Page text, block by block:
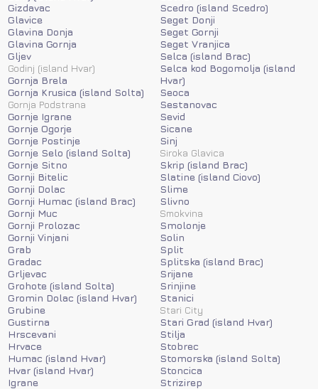
Gizdavac
Glavice
Glavina Donja
Glavina Gornja
Gljev
Godinj (island Hvar)
Gornja Brela
Gornja Krusica (island Solta)
Gornja Podstrana
Gornje Igrane
Gornje Ogorje
Gornje Postinje
Gornje Selo (island Solta)
Gornje Sitno
Gornji Bitelic
Gornji Dolac
Gornji Humac (island Brac)
Gornji Muc
Gornji Prolozac
Gornji Vinjani
Grab
Gradac
Grljevac
Grohote (island Solta)
Gromin Dolac (island Hvar)
Grubine
Gustirna
Hrscevani
Hrvace
Humac (island Hvar)
Hvar (island Hvar)
Igrane
Scedro (island Scedro)
Seget Donji
Seget Gornji
Seget Vranjica
Selca (island Brac)
Selca kod Bogomolja (island
Hvar)
Seoca
Sestanovac
Sevid
Sicane
Sinj
Siroka Glavica
Skrip (island Brac)
Slatine (island Ciovo)
Slime
Slivno
Smokvina
Smolonje
Solin
Split
Splitska (island Brac)
Srijane
Srinjine
Stanici
Stari City
Stari Grad (island Hvar)
Stilja
Stobrec
Stomorska (island Solta)
Stoncica
Strizirep